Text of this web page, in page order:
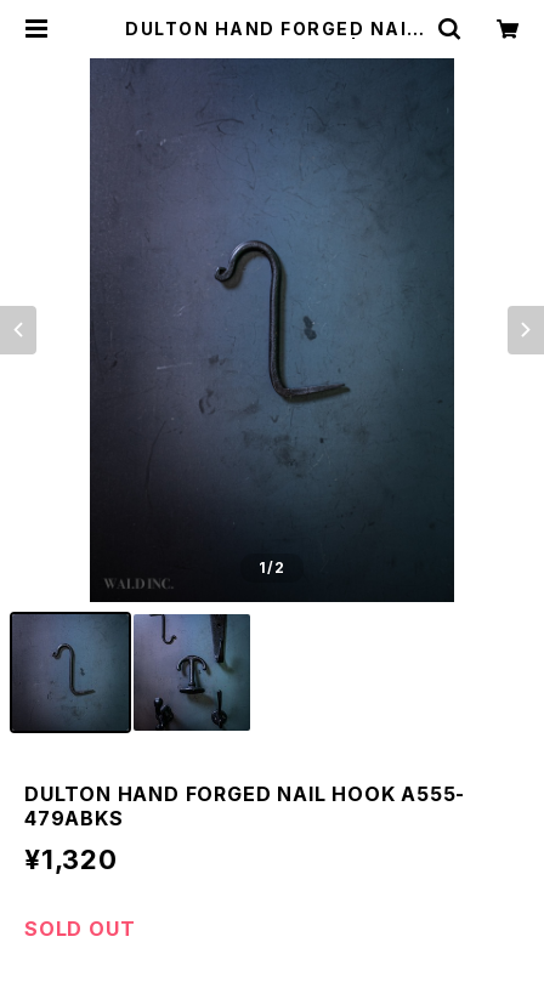
DULTON HAND FORGED NAIL
1/2
DULTON HAND FORGED NAIL HOOK A555-
479ABKS
¥1,320
SOLD OUT